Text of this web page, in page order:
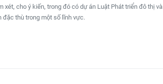
xét, cho ý kiến, trong đó có dự án Luật Phát triển đô thị và
đặc thù trong một số lĩnh vực.